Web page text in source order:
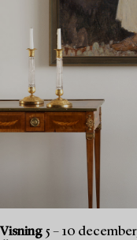
Visning 5 – 10